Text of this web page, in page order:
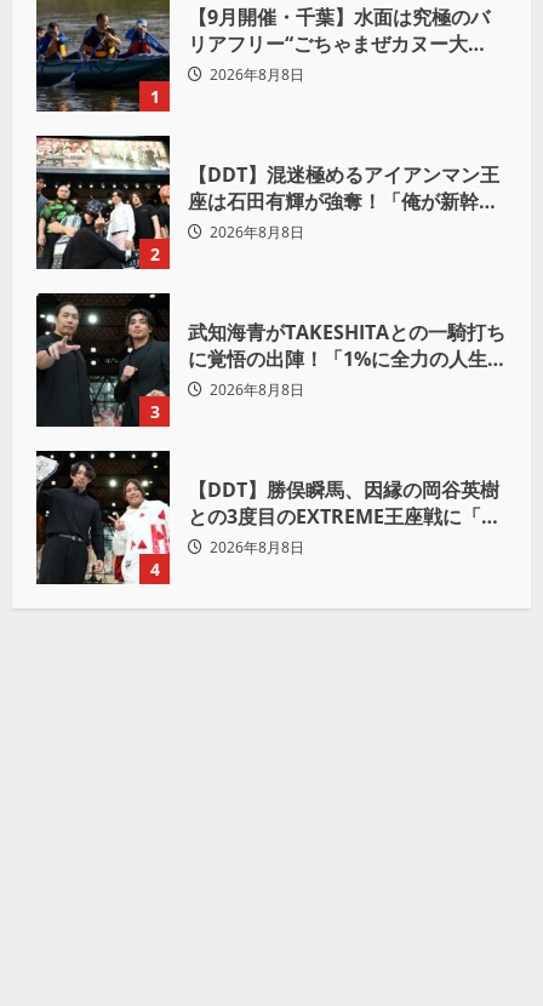
1
【9月開催・千葉】水面は究極のバ
リアフリー“ごちゃまぜカヌー大
会”が目指す「誰もが主役になれる地
2026年8月8日
2
【DDT】混迷極めるアイアンマン王
座は石田有輝が強奪！「俺が新幹線
の切符を手に入れるからな！逃げ切
2026年8月8日
3
武知海青がTAKESHITAとの一騎打ち
に覚悟の出陣！「1%に全力の人生を
かけて勝ちにいきたい」
2026年8月8日
4
【DDT】勝俣瞬馬、因縁の岡谷英樹
との3度目のEXTREME王座戦に「僕
が本当の岡谷英樹を引き出して獲り
2026年8月8日